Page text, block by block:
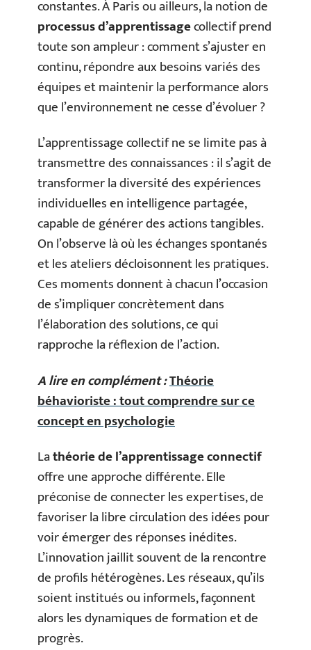
constantes. À Paris ou ailleurs, la notion de
processus d’apprentissagecollectif prend
toute son ampleur : comment s’ajuster en
continu, répondre aux besoins variés des
équipes et maintenir la performance alors
que l’environnement ne cesse d’évoluer ?
L’apprentissage collectif ne se limite pas à
transmettre des connaissances : il s’agit de
transformer la diversité des expériences
individuelles en intelligence partagée,
capable de générer des actions tangibles.
On l’observe là où les échanges spontanés
et les ateliers décloisonnent les pratiques.
Ces moments donnent à chacun l’occasion
de s’impliquer concrètement dans
l’élaboration des solutions, ce qui
rapproche la réflexion de l’action.
A lire en complément :Théorie
béhavioriste : tout comprendre sur ce
concept en psychologie
Lathéorie de l’apprentissage connectif
offre une approche différente. Elle
préconise de connecter les expertises, de
favoriser la libre circulation des idées pour
voir émerger des réponses inédites.
L’innovation jaillit souvent de la rencontre
de profils hétérogènes. Les réseaux, qu’ils
soient institués ou informels, façonnent
alors les dynamiques de formation et de
progrès.